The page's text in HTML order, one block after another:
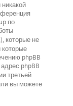
по
которые не
которые
phpBB
phpBB
третьей
вы можете